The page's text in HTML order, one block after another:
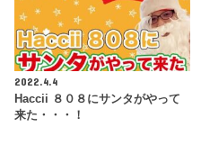
2022.4.4
Haccii ８０８にサンタがやって
来た・・・！